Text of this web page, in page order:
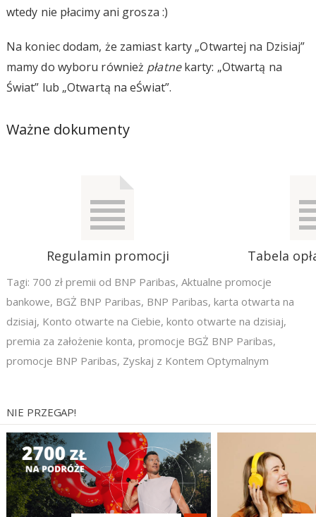
wtedy nie płacimy ani grosza :)
Na koniec dodam, że zamiast karty „Otwartej na Dzisiaj”
mamy do wyboru również płatnekarty: „Otwartą na
Świat” lub „Otwartą na eŚwiat”.
Ważne dokumenty
Regulamin promocji Tabela
Tagi: 700 zł premii od BNP Paribas, Aktualne promocje
bankowe, BGŻ BNP Paribas, BNP Paribas, karta otwarta na
dzisiaj, Konto otwarte na Ciebie, konto otwarte na dzisiaj,
premia za założenie konta, promocje BGŻ BNP Paribas,
promocje BNP Paribas, Zyskaj z Kontem Optymalnym
NIE PRZEGAP!